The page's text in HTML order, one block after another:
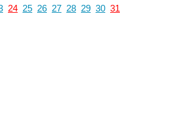
24 25 26 27 28 29 30 31